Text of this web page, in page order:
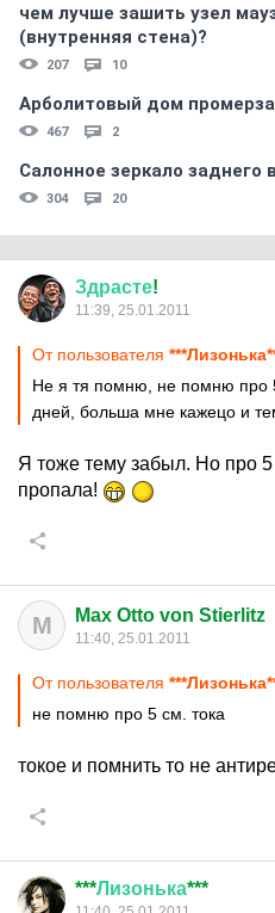
чем лучше зашить узел
(внутренняя стена)?
207 10
Арболитовый дом
467 2
Салонное зеркало заднего
304 20
Здрасте!
11:39, 25.01.2011
От пользователя
Не я тя помню, не помню про
дней, больша мне кажецо и
Я тоже тему забыл. Но про 5
пропала!
M Max Otto von Stierlitz
11:40, 25.01.2011
От пользователя
не помню про 5 см. тока
токое и помнить то не
***Лизонька***